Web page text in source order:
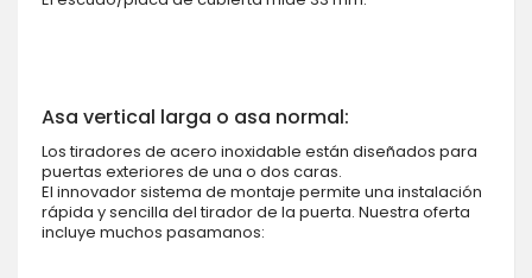
Asa vertical larga o asa normal:
Los tiradores de acero inoxidable están diseñados para
puertas exteriores de una o dos caras.
El innovador sistema de montaje permite una instalación
rápida y sencilla del tirador de la puerta. Nuestra oferta
incluye muchos pasamanos: